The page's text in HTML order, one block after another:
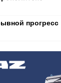
прогресс